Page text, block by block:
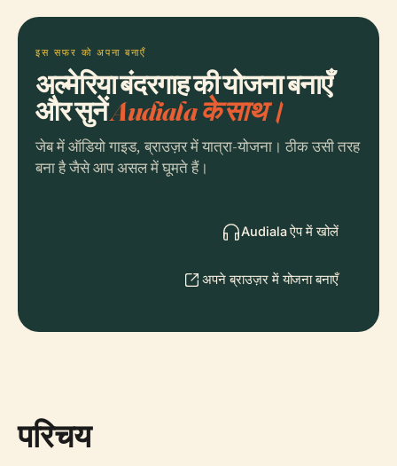
इस सफर को अपना बनाएँ
अल्मेरिया बंदरगाह की योजना बनाएँ
और सुनेंAudiala के साथ।
जेब में ऑडियो गाइड, ब्राउज़र में यात्रा-योजना। ठीक उसी तरह
बना है जैसे आप असल में घूमते हैं।
Audiala ऐप में खोलें
अपने ब्राउज़र में योजना बनाएँ
परिचय